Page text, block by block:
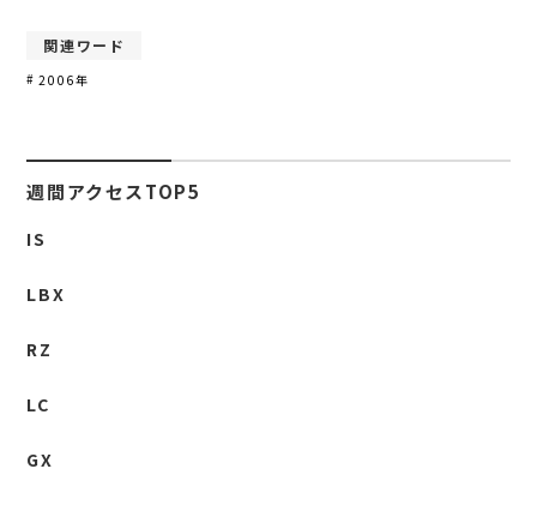
関連ワード
2006年
週間アクセスTOP5
IS
LBX
RZ
LC
GX